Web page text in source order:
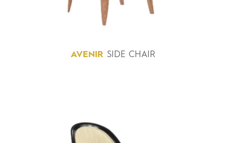
AVENIR SIDE CHAIR